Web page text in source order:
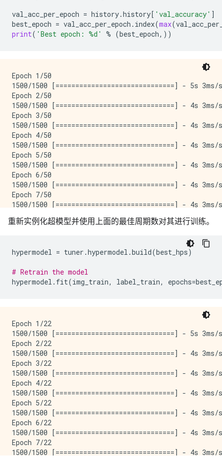
val_acc_per_epoch = history.history [ 'val_accuracy' ]
best_epoch = val_acc_per_epoch . index(max(
print( 'Best epoch: %d ' % (best_epoch,))
Epoch 1/50
1500/1500 [==============================] -
Epoch 2/50
1500/1500 [==============================] -
Epoch 3/50
1500/1500 [==============================] -
Epoch 4/50
1500/1500 [==============================] -
Epoch 5/50
1500/1500 [==============================] -
Epoch 6/50
1500/1500 [==============================] -
Epoch 7/50
1500/1500 [==============================] -
1500/1500 [==============================] -
1500/1500 [==============================] -
Epoch 10/50
Epoch 11/50
1500/1500 [==============================] -
1500/1500 [==============================] -
Epoch 14/50
1500/1500 [==============================] -
Epoch 15/50
1500/1500 [==============================] -
Epoch 16/50
1500/1500 [==============================] -
Epoch 17/50
1500/1500 [==============================] -
Epoch 18/50
1500/1500 [==============================] -
Epoch 19/50
1500/1500 [==============================] -
Epoch 20/50
重新实例化超模型并使用上面的最佳周期数对其进行训练。
hypermodel = tuner .hypermodel .build(best_hps)
# Retrain the model
hypermodel . fit(img_train, label_train, epochs=
Epoch 1/22
1500/1500 [==============================] -
Epoch 2/22
1500/1500 [==============================] -
Epoch 3/22
1500/1500 [==============================] -
Epoch 4/22
1500/1500 [==============================] -
Epoch 5/22
1500/1500 [==============================] -
Epoch 6/22
1500/1500 [==============================] -
Epoch 7/22
1500/1500 [==============================] -